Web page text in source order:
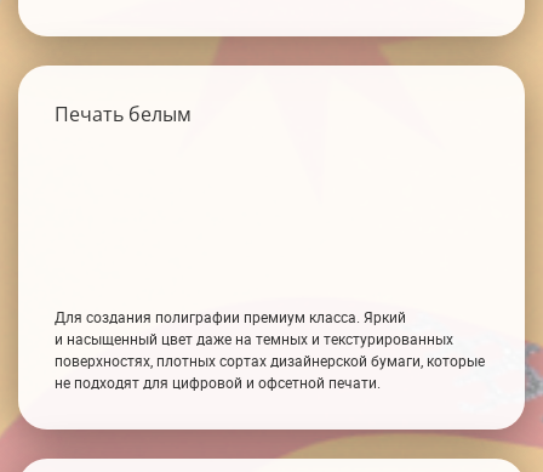
Печать белым
Для создания полиграфии премиум класса. Яркий
и насыщенный цвет даже на темных и текстурированных
поверхностях, плотных сортах дизайнерской бумаги, которые
не подходят для цифровой и офсетной печати.